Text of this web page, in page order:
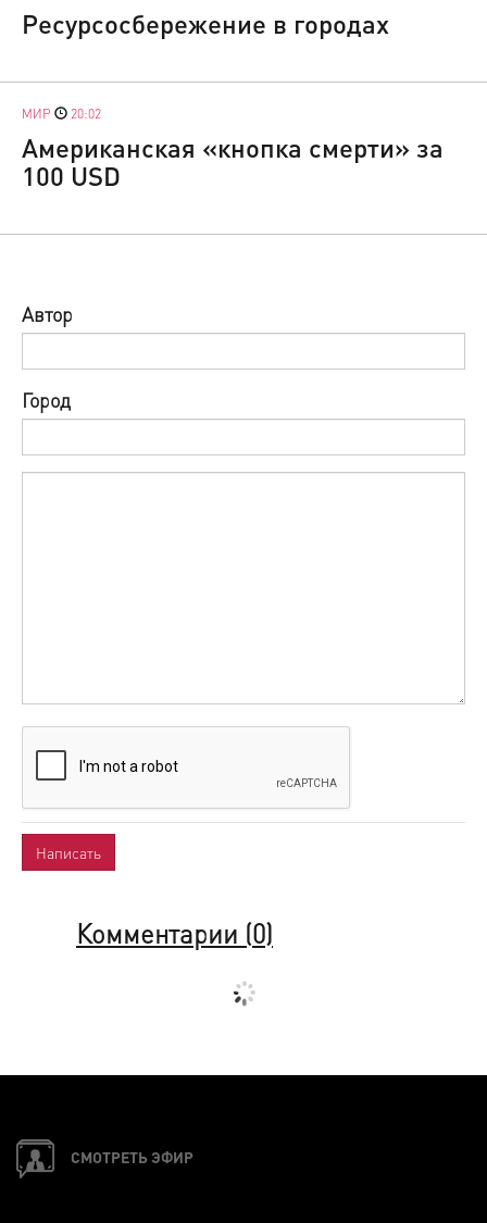
Ресурсосбережение в городах
МИР 20:02
Американская «кнопка смерти» за
100 USD
Автор
Город
Комментарии (0)
СМОТРЕТЬ ЭФИР